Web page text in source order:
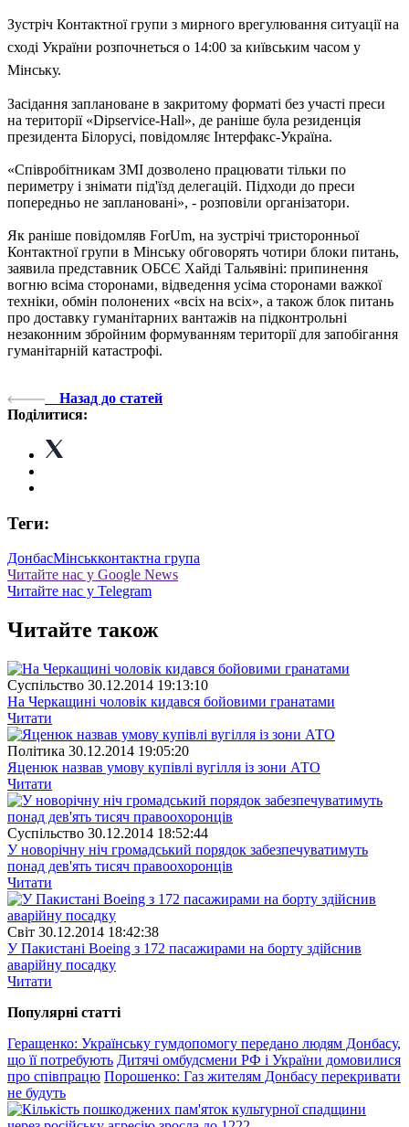
Зустріч Контактної групи з мирного врегулювання ситуації на
сході України розпочнеться о 14:00 за київським часом у
Мінську.
Засідання заплановане в закритому форматі без участі преси
на території «Dipservice-Hall», де раніше була резиденція
президента Білорусі, повідомляє Інтерфакс-Україна.
«Співробітникам ЗМІ дозволено працювати тільки по
периметру і знімати під'їзд делегацій. Підходи до преси
попередньо не заплановані», - розповіли організатори.
Як раніше повідомляв ForUm, на зустрічі тристоронньої
Контактної групи в Мінську обговорять чотири блоки питань,
заявила представник ОБСЄ Хайді Тальявіні: припинення
вогню всіма сторонами, відведення усіма сторонами важкої
техніки, обмін полонених «всіх на всіх», а також блок питань
про доставку гуманітарних вантажів на підконтрольні
незаконним збройним формуванням території для запобігання
гуманітарній катастрофі.
Назад до статей
Поділитися:
Теги:
ДонбасМінськконтактна група
Читайте нас у Google News
Читайте нас у Telegram
Читайте також
Суспiльство 30.12.2014 19:13:10
На Черкащині чоловік кидався бойовими гранатами
Читати
Полiтика 30.12.2014 19:05:20
Яценюк назвав умову купівлі вугілля із зони АТО
Читати
Суспiльство 30.12.2014 18:52:44
У новорічну ніч громадський порядок забезпечуватимуть
понад дев'ять тисяч правоохоронців
Читати
Свiт 30.12.2014 18:42:38
У Пакистані Boeing з 172 пасажирами на борту здійснив
аварійну посадку
Читати
Популярнi статтi
Геращенко: Українську гумдопомогу передано людям Донбасу,
що її потребують Дитячі омбудсмени РФ і України домовилися
про співпрацю Порошенко: Газ жителям Донбасу перекривати
не будуть